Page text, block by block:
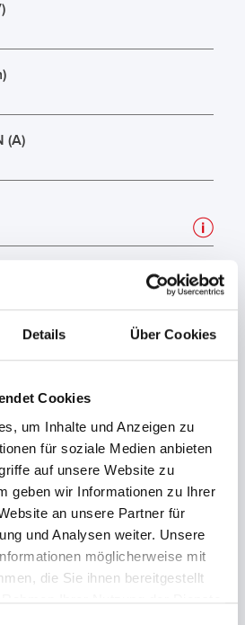
Details Über Cookies
Cookies
um Inhalte und Anzeigen zu
für soziale Medien anbieten
auf unsere Website zu
geben wir Informationen zu Ihrer
an unsere Partner für
und Analysen weiter. Unsere
möglicherweise mit
die Sie ihnen bereitgestellt
Ihrer Nutzung der Dienste
(A)
(mm)